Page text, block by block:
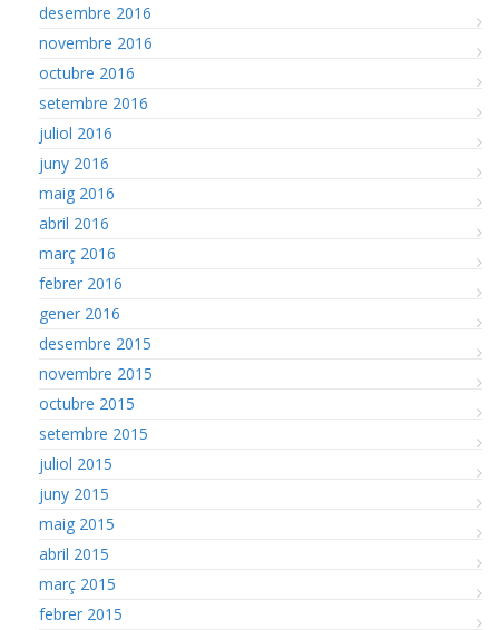
desembre 2016
novembre 2016
octubre 2016
setembre 2016
juliol 2016
juny 2016
maig 2016
abril 2016
març 2016
febrer 2016
gener 2016
desembre 2015
novembre 2015
octubre 2015
setembre 2015
juliol 2015
juny 2015
maig 2015
abril 2015
març 2015
febrer 2015